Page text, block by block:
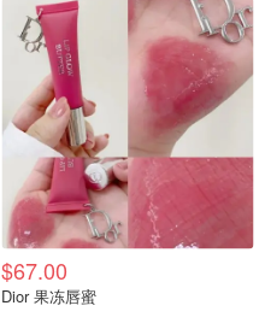
$67.00
Dior 果冻唇蜜